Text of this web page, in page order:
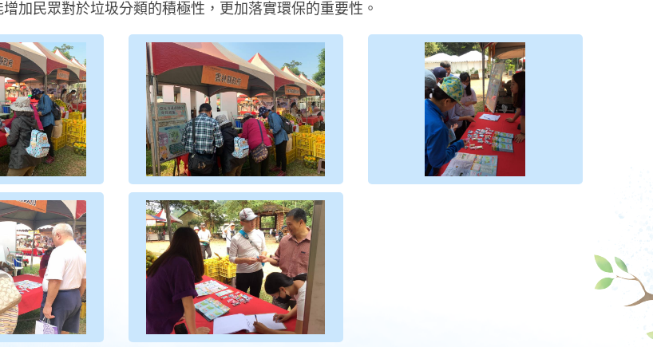
加民眾對於垃圾分類的積極性，更加落實環保的重要性。